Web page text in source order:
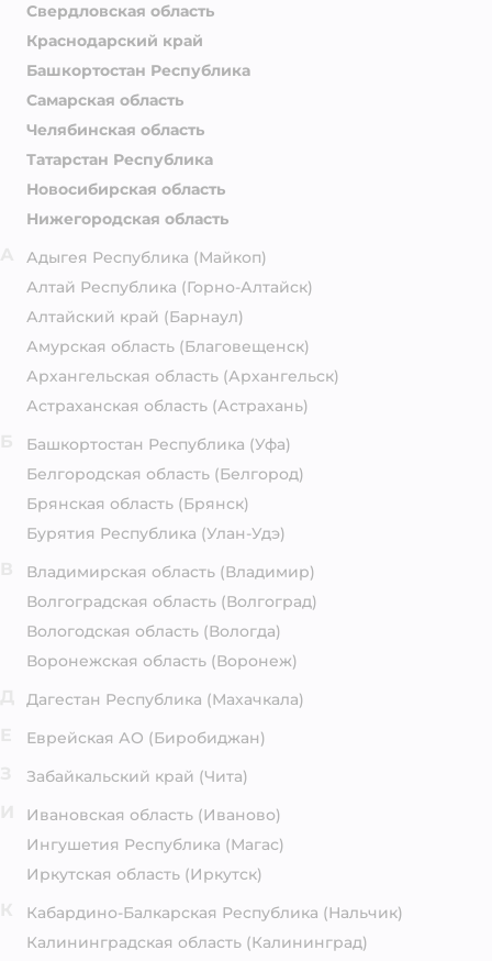
Свердловская область
Краснодарский край
Башкортостан Республика
Самарская область
Челябинская область
Татарстан Республика
Новосибирская область
Нижегородская область
Адыгея Республика (Майкоп)
Алтай Республика (Горно-Алтайск)
Алтайский край (Барнаул)
Амурская область (Благовещенск)
Архангельская область (Архангельск)
Астраханская область (Астрахань)
Башкортостан Республика (Уфа)
Белгородская область (Белгород)
Брянская область (Брянск)
Бурятия Республика (Улан-Удэ)
Владимирская область (Владимир)
Волгоградская область (Волгоград)
Вологодская область (Вологда)
Воронежская область (Воронеж)
Дагестан Республика (Махачкала)
Еврейская АО (Биробиджан)
Забайкальский край (Чита)
Ивановская область (Иваново)
Ингушетия Республика (Магас)
Иркутская область (Иркутск)
Кабардино-Балкарская Республика (Нальчик)
Калининградская область (Калининград)